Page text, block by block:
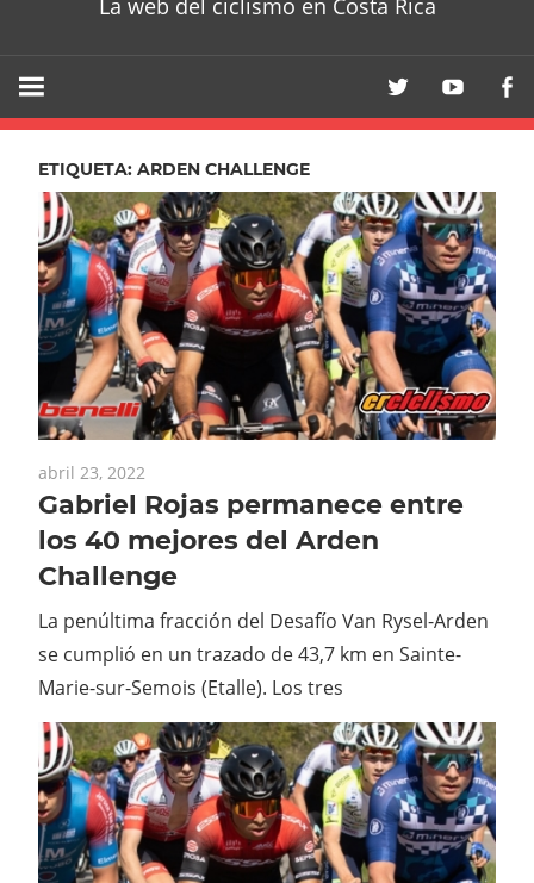
La web del ciclismo en Costa Rica
ETIQUETA: ARDEN CHALLENGE
abril 23, 2022
Gabriel Rojas permanece entre
los 40 mejores del Arden
Challenge
La penúltima fracción del Desafío Van Rysel-Arden
se cumplió en un trazado de 43,7 km en Sainte-
Marie-sur-Semois (Etalle). Los tres